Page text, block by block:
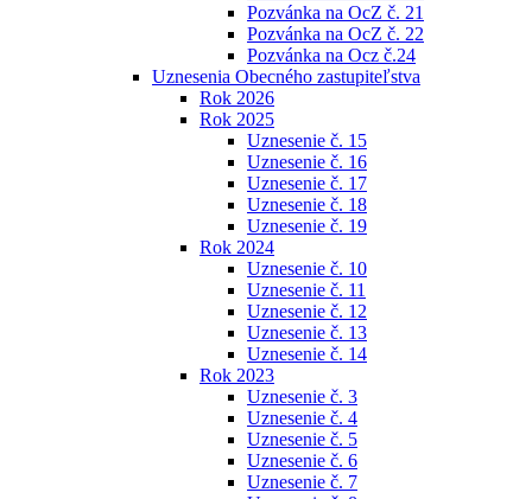
Pozvánka na OcZ č. 21
Pozvánka na OcZ č. 22
Pozvánka na Ocz č.24
Uznesenia Obecného zastupiteľstva
Rok 2026
Rok 2025
Uznesenie č. 15
Uznesenie č. 16
Uznesenie č. 17
Uznesenie č. 18
Uznesenie č. 19
Rok 2024
Uznesenie č. 10
Uznesenie č. 11
Uznesenie č. 12
Uznesenie č. 13
Uznesenie č. 14
Rok 2023
Uznesenie č. 3
Uznesenie č. 4
Uznesenie č. 5
Uznesenie č. 6
Uznesenie č. 7